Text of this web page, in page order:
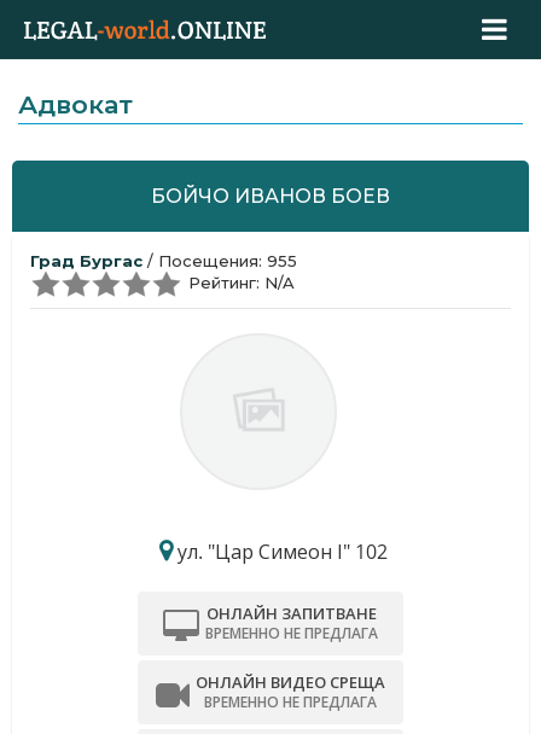
Адвокат
БОЙЧО ИВАНОВ БОЕВ
Град Бургас / Посещения: 955
Рейтинг: N/A
ул. "Цар Симеон І" 102
ОНЛАЙН ЗАПИТВАНЕ
ВРЕМЕННО НЕ ПРЕДЛАГА
ОНЛАЙН ВИДЕО СРЕЩА
ВРЕМЕННО НЕ ПРЕДЛАГА